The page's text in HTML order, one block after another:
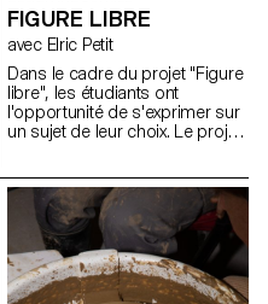
FIGURE LIBRE
avec Elric Petit
Dans le cadre du projet "Figure
libre", les étudiants ont
l'opportunité de s'exprimer sur
un sujet de leur choix. Le projet
leur mémoire, ainsi que le choix
d'un domaine correspondant à
leurs aspirations
professionnelles après leurs
études, que ce soit dans le
mobilier, la mobilité, les objets